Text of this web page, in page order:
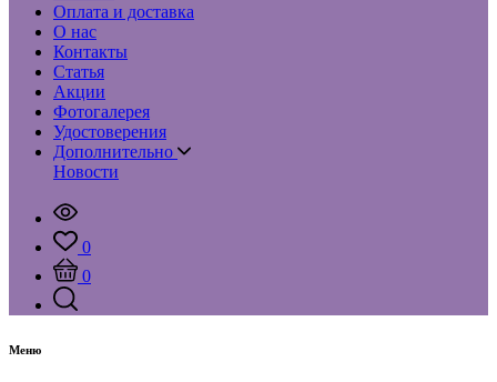
Оплата и доставка
О нас
Контакты
Статья
Акции
Фотогалерея
Удостоверения
Дополнительно
Новости
0
0
Меню